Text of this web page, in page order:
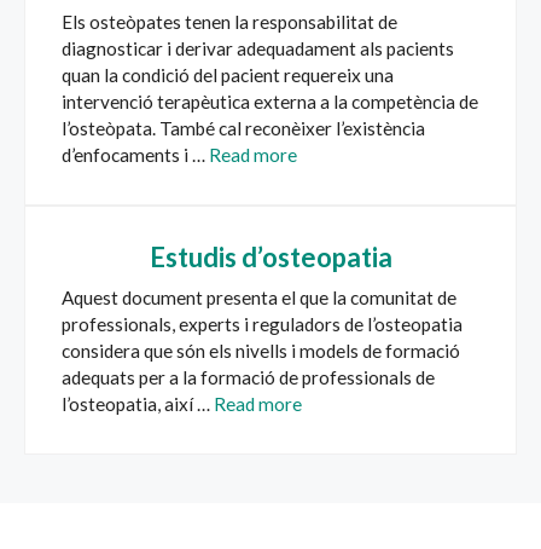
Els osteòpates tenen la responsabilitat de
diagnosticar i derivar adequadament als pacients
quan la condició del pacient requereix una
intervenció terapèutica externa a la competència de
l’osteòpata. També cal reconèixer l’existència
d’enfocaments i … Read more
Estudis d’osteopatia
Aquest document presenta el que la comunitat de
professionals, experts i reguladors de l’osteopatia
considera que són els nivells i models de formació
adequats per a la formació de professionals de
l’osteopatia, així … Read more